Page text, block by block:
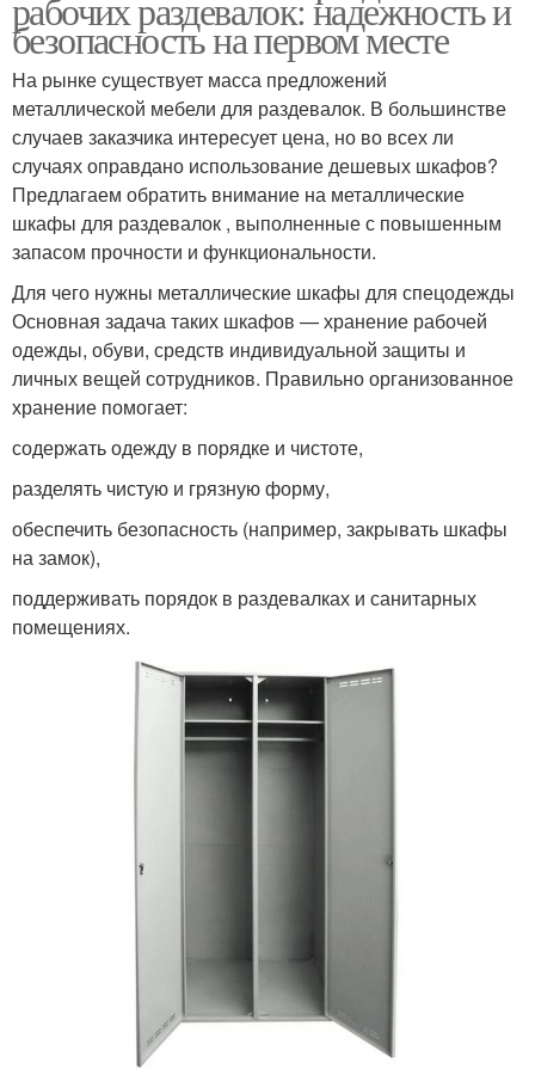
рабочих раздевалок: надежность и
безопасность на первом месте
На рынке существует масса предложений
металлической мебели для раздевалок. В большинстве
случаев заказчика интересует цена, но во всех ли
случаях оправдано использование дешевых шкафов?
Предлагаем обратить внимание на металлические
шкафы для раздевалок , выполненные с повышенным
запасом прочности и функциональности.
Для чего нужны металлические шкафы для спецодежды
Основная задача таких шкафов — хранение рабочей
одежды, обуви, средств индивидуальной защиты и
личных вещей сотрудников. Правильно организованное
хранение помогает:
содержать одежду в порядке и чистоте,
разделять чистую и грязную форму,
обеспечить безопасность (например, закрывать шкафы
на замок),
поддерживать порядок в раздевалках и санитарных
помещениях.